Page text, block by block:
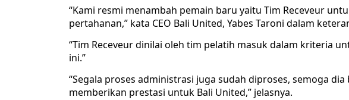
“Kami resmi menambah pemain baru yaitu Tim Receveur
pertahanan,” kata CEO Bali United, Yabes Taroni dalam
“Tim Receveur dinilai oleh tim pelatih masuk dalam kriteria
ini.”
“Segala proses administrasi juga sudah diproses, semoga
memberikan prestasi untuk Bali United,” jelasnya.